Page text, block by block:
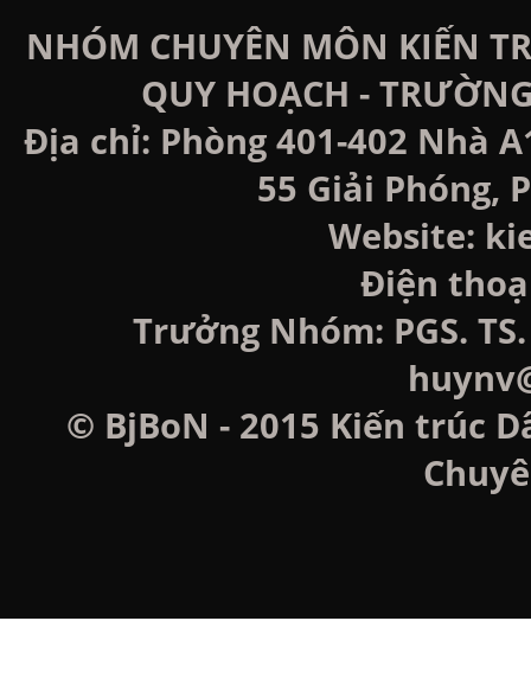
NHÓM CHUYÊN MÔN KIẾN
QUY HOẠCH -
Địa chỉ: Phòng 401-402 Nhà
55 Giải Phóng,
Website:
Điện
Trưởng Nhóm: PGS.
© BjBoN - 2015 Kiến trúc